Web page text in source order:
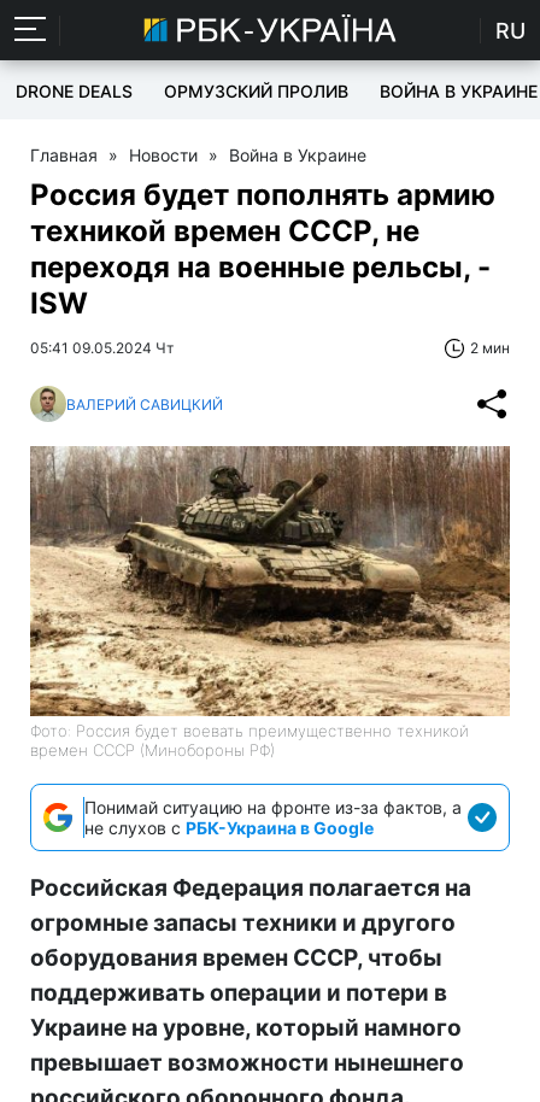
RU
DRONE DEALS ОРМУЗСКИЙ ПРОЛИВ ВОЙНА В УКРАИНЕ
Главная » Новости » Война в Украине
Россия будет пополнять армию
техникой времен СССР, не
переходя на военные рельсы, -
ISW
05:41 09.05.2024 Чт 2 мин
ВАЛЕРИЙ САВИЦКИЙ
Фото: Россия будет воевать преимущественно техникой
времен СССР (Минобороны РФ)
Понимай ситуацию на фронте из-за фактов, а
не слухов с РБК-Украина в Google
Российская Федерация полагается на
огромные запасы техники и другого
оборудования времен СССР, чтобы
поддерживать операции и потери в
Украине на уровне, который намного
превышает возможности нынешнего